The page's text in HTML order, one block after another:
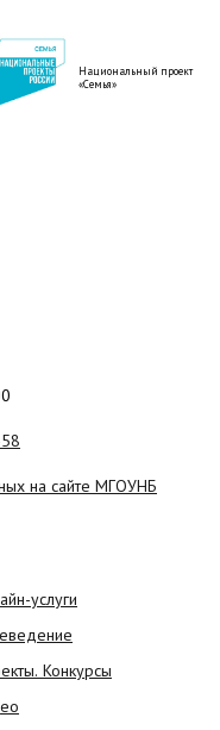
Национальный проект
«Семья»
на сайте МГОУНБ
услуги
Конкурсы